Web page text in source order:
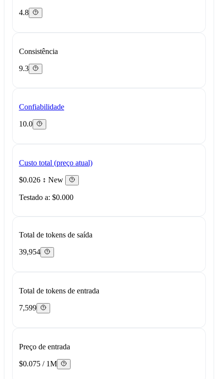
4.8
Consistência
9.3
Confiabilidade
10.0
Custo total (preço atual)
$0.026 ↕ New
Testado a: $0.000
Total de tokens de saída
39,954
Total de tokens de entrada
7,599
Preço de entrada
$0.075 / 1M